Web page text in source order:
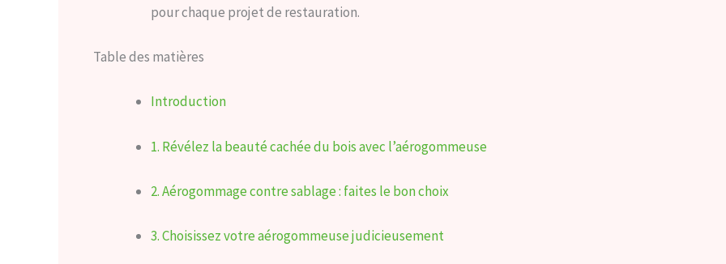
pour chaque projet de restauration.
Table des matières
Introduction
1. Révélez la beauté cachée du bois avec l’aérogommeuse
2. Aérogommage contre sablage : faites le bon choix
3. Choisissez votre aérogommeuse judicieusement